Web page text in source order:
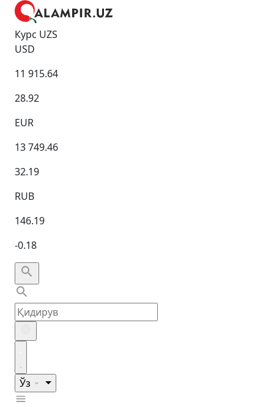
Курс UZS
USD
11 915.64
28.92
EUR
13 749.46
32.19
RUB
146.19
-0.18
Ўз